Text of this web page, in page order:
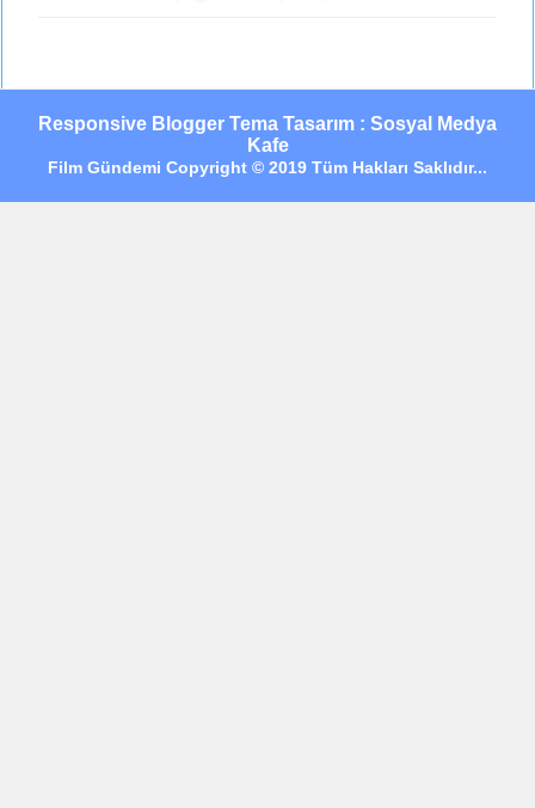
Responsive Blogger Tema Tasarım : Sosyal Medya
Kafe
Film Gündemi Copyright © 2019 Tüm Hakları Saklıdır...